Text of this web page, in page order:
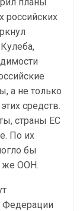
российских
а не только
средств.
страны ЕС
По их
бы
же ООН.
Федерации